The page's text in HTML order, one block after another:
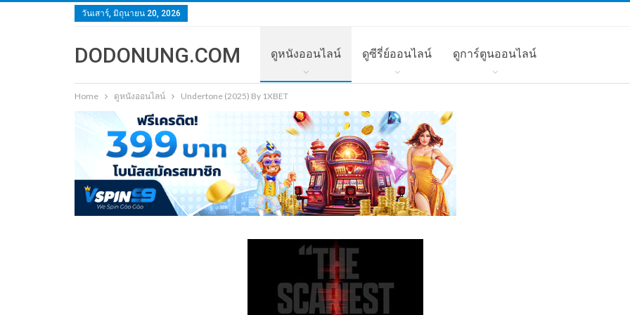
วันเสาร์, มิถุนายน 20, 2026
DODONUNG.COM ดูหนังออนไลน์ ดูซีรี่ย์ออนไลน์ ดูการ์ตูนออนไลน์
Home ดูหนังออนไลน์ Undertone (2025) By 1XBET